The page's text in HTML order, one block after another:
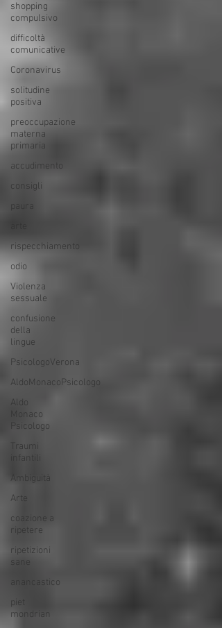
shopping
compulsivo
difficoltà
comunicative
Coronavirus
solitudine
positiva
preoccupazione
materna
primaria
accudimento
consigli
rispecchiamento
odio
Violenza
sessuale
confusione
della
lingue
PsicologoVerona
AldoMonacoPsicologo
Aldo
Monaco
Psicologo
Traumi
infantili
Ambiguità
Arte
coazione a
ripetere
ripetizioni
sane
anancastico
piet
mondrian